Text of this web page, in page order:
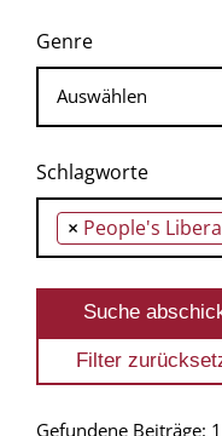
Genre
Schlagworte
× People's Liberation Guerilla Army
Gefundene Beiträge: 1